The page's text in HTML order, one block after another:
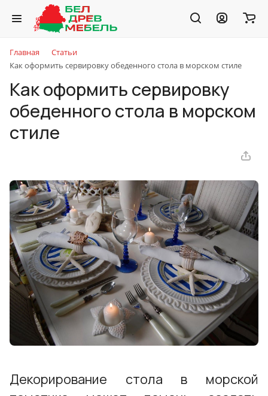
Главная
Статьи
Как оформить сервировку обеденного стола в морском стиле
Как оформить сервировку
обеденного стола в морском
стиле
Декорирование стола в морской